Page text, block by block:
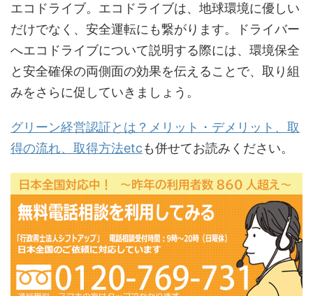
エコドライブ。エコドライブは、地球環境に優しい
だけでなく、安全運転にも繋がります。ドライバー
へエコドライブについて説明する際には、環境保全
と安全確保の両側面の効果を伝えることで、取り組
みをさらに促していきましょう。
グリーン経営認証とは？メリット・デメリット、取
得の流れ、取得方法etcも併せてお読みください。